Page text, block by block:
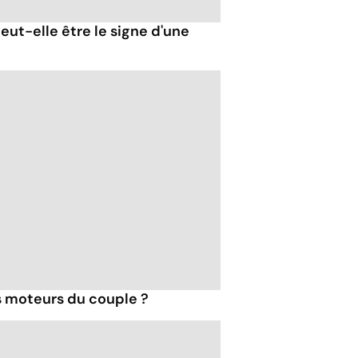
elle être le signe d'une
moteurs du couple ?